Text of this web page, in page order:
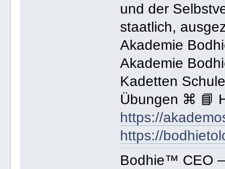
und der
staatlich,
Akademie
Akademie
Kadetten
Übungen ⌘ 📘
https://
https://
Bodhie™ CEO –